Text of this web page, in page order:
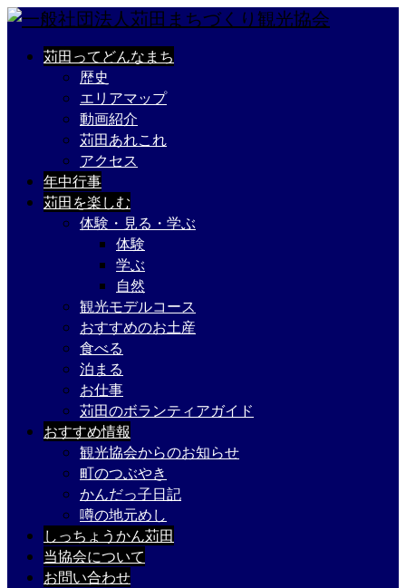
苅田ってどんなまち
歴史
エリアマップ
動画紹介
苅田あれこれ
アクセス
年中行事
苅田を楽しむ
体験・見る・学ぶ
体験
学ぶ
自然
観光モデルコース
おすすめのお土産
食べる
泊まる
お仕事
苅田のボランティアガイド
おすすめ情報
観光協会からのお知らせ
町のつぶやき
かんだっ子日記
噂の地元めし
しっちょうかん苅田
当協会について
お問い合わせ